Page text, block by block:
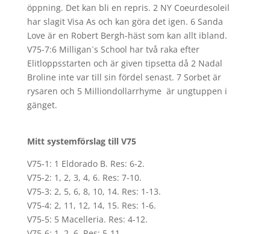
öppning. Det kan bli en repris. 2 NY Coeurdesoleil
har slagit Visa As och kan göra det igen. 6 Sanda
Love är en Robert Bergh-häst som kan allt ibland.
V75-7:6 Milligan´s School har två raka efter
Elitloppsstarten och är given tipsetta då 2 Nadal
Broline inte var till sin fördel senast. 7 Sorbet är
rysaren och 5 Milliondollarrhyme är ungtuppen i
gänget.
Mitt systemförslag till V75
V75-1: 1 Eldorado B. Res: 6-2.
V75-2: 1, 2, 3, 4, 6. Res: 7-10.
V75-3: 2, 5, 6, 8, 10, 14. Res: 1-13.
V75-4: 2, 11, 12, 14, 15. Res: 1-6.
V75-5: 5 Macelleria. Res: 4-12.